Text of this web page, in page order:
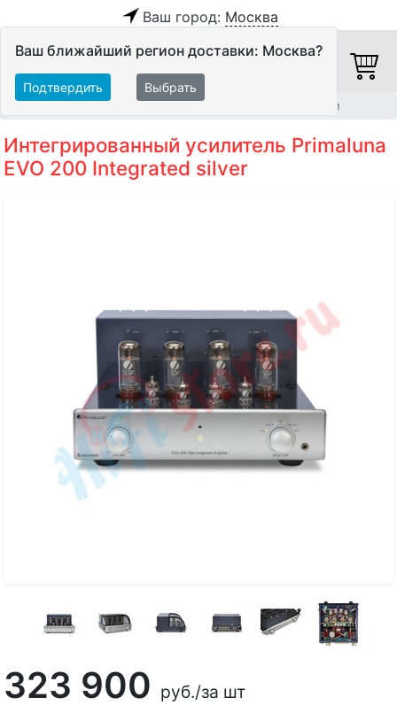
Ваш город: Москва
Ваш ближайший регион доставки: Москва?
Подтвердить Выбрать
Интегрированные усилители
Интегрированный усилитель Primaluna
EVO 200 Integrated silver
323 900 руб./за шт